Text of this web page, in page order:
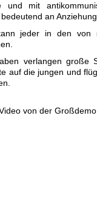
und mit
an
jeder in den von
verlangen große
auf die jungen und
von der Großdemo